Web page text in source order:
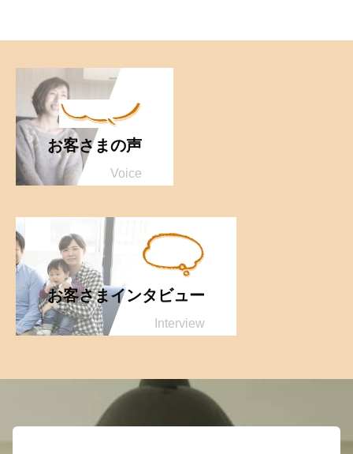
お客さまの声
Voice
お客さまインタビュー
Interview